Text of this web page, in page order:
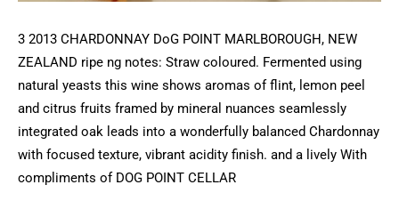
3 2013 CHARDONNAY DoG POINT MARLBOROUGH, NEW
ZEALAND ripe ng notes: Straw coloured. Fermented using
natural yeasts this wine shows aromas of flint, lemon peel
and citrus fruits framed by mineral nuances seamlessly
integrated oak leads into a wonderfully balanced Chardonnay
with focused texture, vibrant acidity finish. and a lively With
compliments of DOG POINT CELLAR